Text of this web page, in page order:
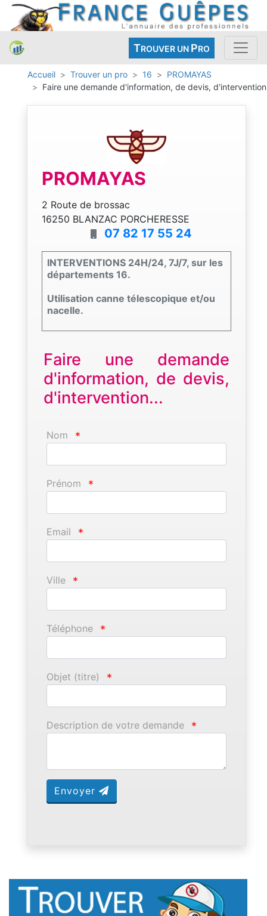
TROUVER UN PRO
Accueil Trouver un pro 16
PROMAYAS
Faire une demande d'information, de devis, d'intervention
PROMAYAS
2 Route de brossac
16250 BLANZAC PORCHERESSE
07 82 17 55 24
INTERVENTIONS 24H/24, 7J/7, sur les
départements 16.
Utilisation canne télescopique et/ou
nacelle.
Faire une demande
d'information, de devis,
d'intervention...
Nom *
Prénom *
Email *
Ville *
Téléphone *
Objet (titre) *
Description de votre demande *
Envoyer